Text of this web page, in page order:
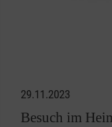
29.11.2023
Besuch im